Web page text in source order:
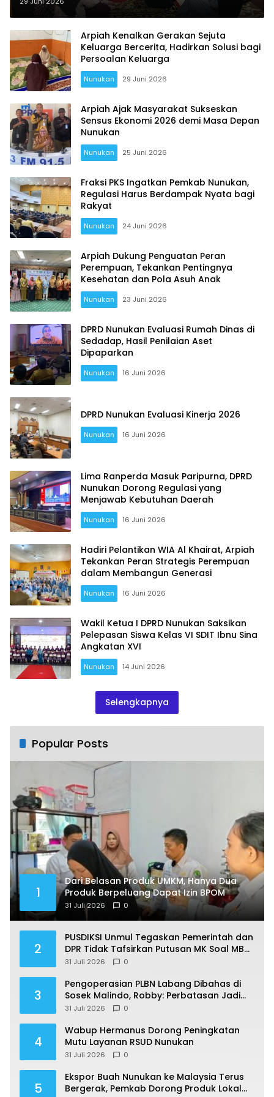
Ekonomi
Arpiah Kenalkan Gerakan Sejuta
Keluarga Bercerita, Hadirkan Solusi bagi
Persoalan Keluarga
Nunukan 29 Juni 2026
Arpiah Ajak Masyarakat Sukseskan
Sensus Ekonomi 2026 demi Masa Depan
Nunukan
Nunukan 25 Juni 2026
Fraksi PKS Ingatkan Pemkab Nunukan,
Regulasi Harus Berdampak Nyata bagi
Rakyat
Nunukan 24 Juni 2026
Arpiah Dukung Penguatan Peran
Perempuan, Tekankan Pentingnya
Kesehatan dan Pola Asuh Anak
Nunukan 23 Juni 2026
DPRD Nunukan Evaluasi Rumah Dinas di
Sedadap, Hasil Penilaian Aset
Dipaparkan
Nunukan 16 Juni 2026
DPRD Nunukan Evaluasi Kinerja 2026
Nunukan 16 Juni 2026
Lima Ranperda Masuk Paripurna, DPRD
Nunukan Dorong Regulasi yang
Menjawab Kebutuhan Daerah
Nunukan 16 Juni 2026
Hadiri Pelantikan WIA Al Khairat, Arpiah
Tekankan Peran Strategis Perempuan
dalam Membangun Generasi
Nunukan 16 Juni 2026
Wakil Ketua I DPRD Nunukan Saksikan
Pelepasan Siswa Kelas VI SDIT Ibnu Sina
Angkatan XVI
Nunukan 14 Juni 2026
Selengkapnya
Popular Posts
1
Dari Belasan Produk UMKM, Hanya Dua
Produk Berpeluang Dapat Izin BPOM
31 Juli 2026 0
2
PUSDIKSI Unmul Tegaskan Pemerintah dan
DPR Tidak Tafsirkan Putusan MK Soal MBG
Sesuka Hati
31 Juli 2026 0
3
Pengoperasian PLBN Labang Dibahas di
Sosek Malindo, Robby: Perbatasan Jadi
Motor Ekonomi
31 Juli 2026 0
4
Wabup Hermanus Dorong Peningkatan
Mutu Layanan RSUD Nunukan
31 Juli 2026 0
5
Ekspor Buah Nunukan ke Malaysia Terus
Bergerak, Pemkab Dorong Produk Lokal